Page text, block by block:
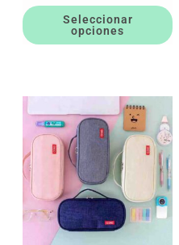
Seleccionar
opciones